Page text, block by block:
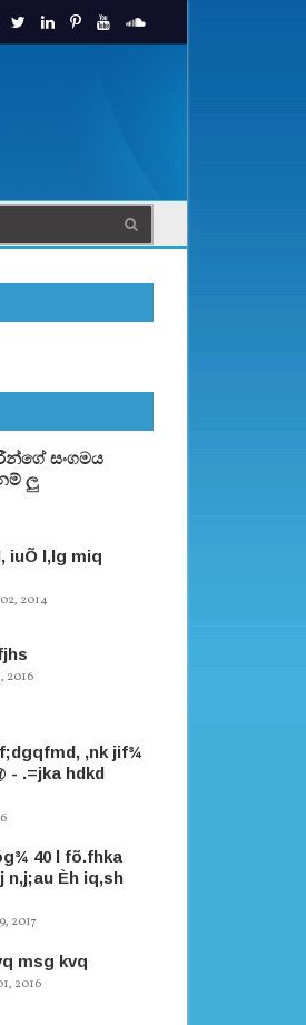
සංගමය
ලු
iuÕ l,lg miq
2014
2016
,nk jif¾
- .=jka hdkd
40 l fõ.fhka
n,j;au Èh iq,sh
2017
msg kvq
2016